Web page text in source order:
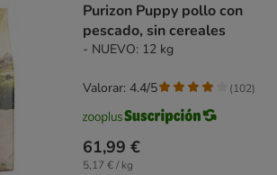
Purizon Puppy pollo con
pescado, sin cereales
- NUEVO: 12 kg
61,99 €
5,17 € / kg
Valorar: 4.4/5 (102)